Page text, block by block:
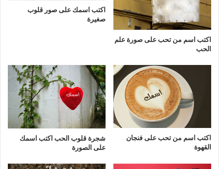
اكتب اسم من تحب على صورة علم
الحب
اكتب اسمك على صور قلوب
صغيرة
اكتب اسم من تحب على فنجان
القهوة
شجرة قلوب الحب اكتب اسمك
على الصورة